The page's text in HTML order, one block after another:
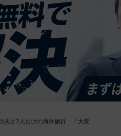
夫と2人だけの海外旅行 「大変